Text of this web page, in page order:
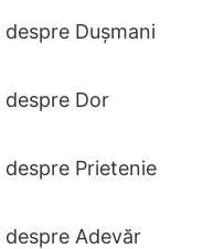
Dușmani
despre Dor
Prietenie
despre Adevăr